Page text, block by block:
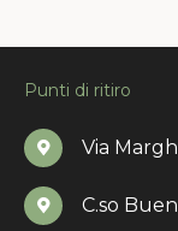
Punti di ritiro
Via
C.so